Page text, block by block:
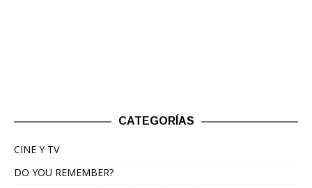
CATEGORÍAS
CINE Y TV
DO YOU REMEMBER?